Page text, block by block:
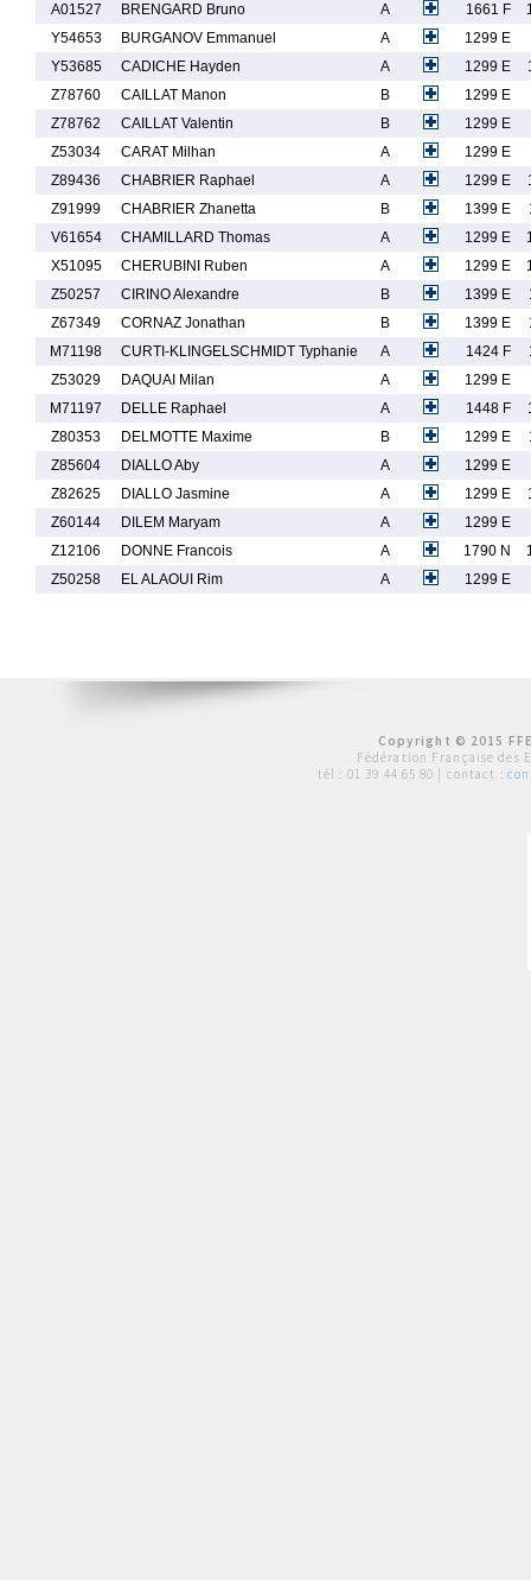
A01527
BRENGARD Bruno A 1661 F
Y54653
BURGANOV Emmanuel A
1299 E
Y53685
CADICHE Hayden A 1299 E
Z78760
CAILLAT Manon B
1299 E
Z78762
CAILLAT Valentin B
1299 E
Z53034
CARAT Milhan A
1299 E
Z89436
CHABRIER Raphael A 1299 E
Z91999
CHABRIER Zhanetta B 1399 E
V61654
CHAMILLARD Thomas A 1299 E
X51095
CHERUBINI Ruben A 1299 E
Z50257
CIRINO Alexandre B 1399 E
Z67349
CORNAZ Jonathan B 1399 E
M71198
CURTI-KLINGELSCHMIDT Typhanie A 1424 F
Z53029
DAQUAI Milan A
1299 E
M71197
DELLE Raphael A 1448 F
Z80353
DELMOTTE Maxime B 1299 E
Z85604
DIALLO Aby A
1299 E
Z82625
DIALLO Jasmine A 1299 E
Z60144
DILEM Maryam A
1299 E
Z12106
DONNE Francois A 1790 N
Z50258
EL ALAOUI Rim A 1299 E
Copyright © 2015
Fédération Française des
tél : 01 39 44 65 80 | contact :